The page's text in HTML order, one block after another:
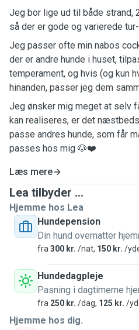
Jeg bor lige ud til både strand,
så der er gode og varierede
Jeg passer ofte min nabos
der er andre hunde i huset,
temperament, og hvis (og kun
hinanden, passer jeg dem
Jeg ønsker mig meget at selv
kan realiseres, er det
passe andres hunde, som får
passes hos mig 🐶❤️
Læs mere
Lea tilbyder ...
Hjemme hos Lea
Hundepension
Din hund overnatter
fra 300 kr. /nat, 150 kr. /
Hundedagpleje
Pasning i dagtimerne
fra 250 kr. /dag, 125 kr. /
Hjemme hos dig.